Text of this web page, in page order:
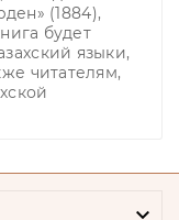
(1884),
будет
языки,
читателям,